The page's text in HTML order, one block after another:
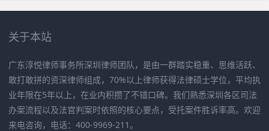
关于本站
广东淳悦律师事务所深圳律师团队，是由一群踏实稳重、思维活跃、
敢打敢拼的资深律师组成，70%以上律师获得法律硕士学位，平均执
业年限在5年以上，在业内积攒了不错口碑。我们熟悉深圳各区司法
办案流程以及法官判案时依照的核心要点，受托案件胜诉率高。欢迎
来电咨询，电话：400-9969-211。